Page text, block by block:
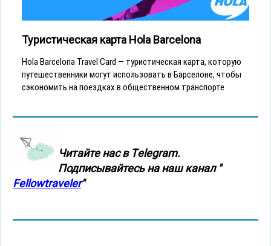
Туристическая карта Hola Barcelona
Hola Barcelona Travel Card — туристическая карта, которую
путешественники могут использовать в Барселоне, чтобы
сэкономить на поездках в общественном транспорте
Читайте нас в Тelegram.
Подписывайтесь на наш канал "
Fellowtraveler"